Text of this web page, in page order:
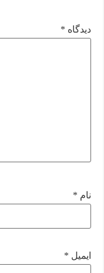
دیدگاه *
نام *
ایمیل *